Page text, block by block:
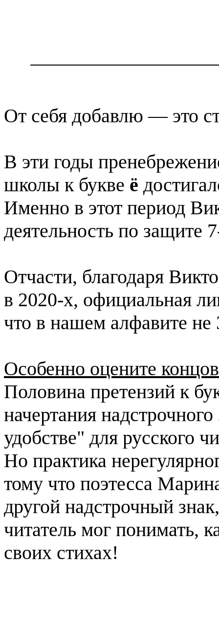
От себя добавлю — это
В эти годы
школы к букве ё
Именно в этот период
деятельность по защите
Отчасти, благодаря
в 2020-х, официальная
что в нашем алфавите
Особенно оцените
Половина претензий к
начертания
удобстве" для русского
Но практика
тому что поэтесса
другой надстрочный
читатель мог понимать,
своих стихах!